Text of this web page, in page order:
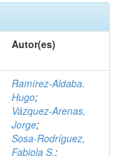
Autor(es)
Ramírez‑Aldaba,
Hugo;
Vázquez‑Arenas,
Jorge;
Sosa‑Rodríguez,
Fabiola S.;